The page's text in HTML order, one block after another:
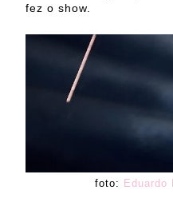
fez o show.
foto: Eduardo